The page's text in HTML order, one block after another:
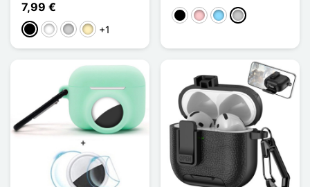
7,99 €
NegroBlancoPlataOro +1
NegroRosaAzul claroTransparente